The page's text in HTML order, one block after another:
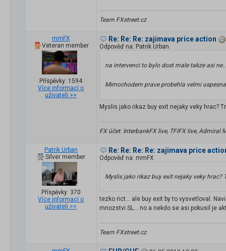
Team FXstreet.cz
mmFX
Veteran member
Příspěvky: 1594
Více informací o
uživateli >>
Re: Re: Re: zajimava price action
Odpověď na: Patrik Urban
na intervenci to bylo dost male takze asi
Mimochodem prave probehla velmi
Myslis jako rikaz buy exit nejaky veky hrac?
FX účet: InterbankFX live, TFIFX live, Admiral
Patrik Urban
Silver member
Příspěvky: 370
Více informací o
uživateli >>
Re: Re: Re: Re: zajimava price
Odpověď na: mmFX
Myslis jako rikaz buy exit nejaky veky hrac?
tezko rict... ale buy exit by to vysvetloval.
mnozstvi SL... no a nekdo se asi pokusil je
Team FXstreet.cz